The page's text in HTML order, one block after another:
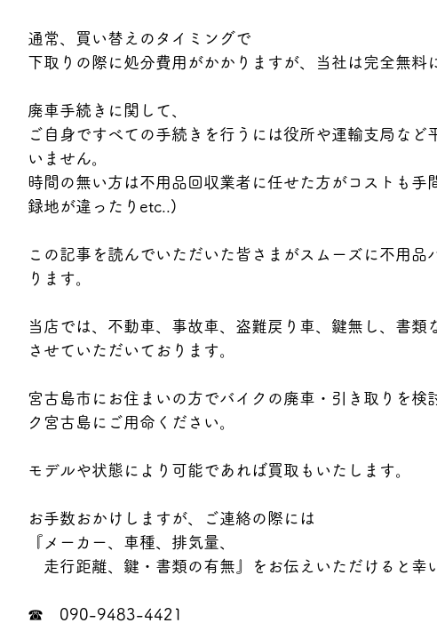
通常、買い替えのタイミングで
下取りの際に処分費用がかかりますが、当社は完全無料
廃車手続きに関して、
ご自身ですべての手続きを行うには役所や運輸支局など
いません。
時間の無い方は不用品回収業者に任せた方がコストも
録地が違ったりetc..)
この記事を読んでいただいた皆さまがスムーズに不用品
ります。
当店では、不動車、事故車、盗難戻り車、鍵無し、書類
させていただいております。
宮古島市にお住まいの方でバイクの廃車・引き取りを検
ク宮古島にご用命ください。
モデルや状態により可能であれば買取もいたします。
お手数おかけしますが、ご連絡の際には
『メーカー、車種、排気量、
走行距離、鍵・書類の有無』をお伝えいただけると幸
☎　090-9483-4421